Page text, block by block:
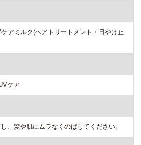
アミルク(ヘアトリートメント・日やけ止
ケア
、髪や肌にムラなくのばしてください。